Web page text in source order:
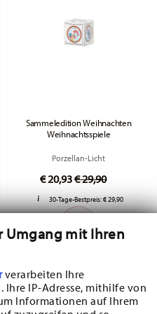
mit Ihren
verarbeiten Ihre
Ihre IP-Adresse, mithilfe von
Informationen auf Ihrem
Sammeledition Weihnachten
Weihnachtsspiele
Porzellan-Licht
€ 20,93Price reduced
€ 29,90to
30-Tage-Bestpreis:€ 29,90
INFO